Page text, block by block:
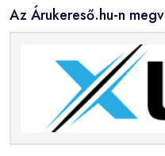
Az Árukereső.hu-n